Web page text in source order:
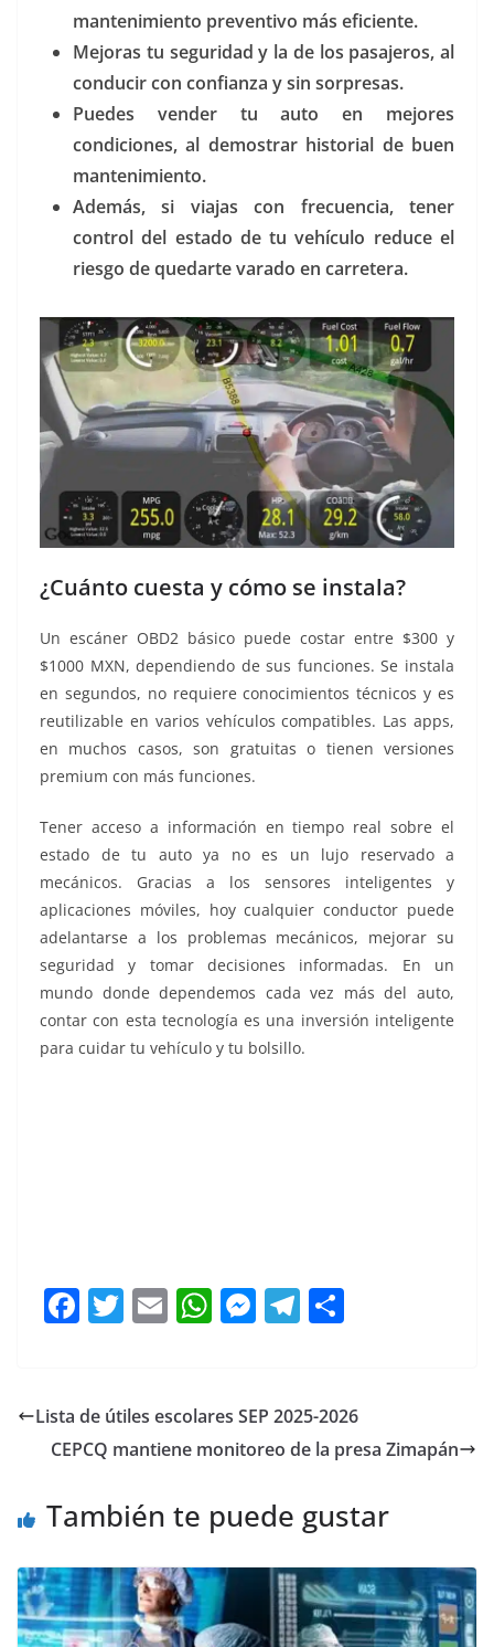
mantenimiento preventivo más eficiente.
Mejoras tu seguridad y la de los pasajeros, al
conducir con confianza y sin sorpresas.
Puedes vender tu auto en mejores
condiciones, al demostrar historial de buen
mantenimiento.
Además, si viajas con frecuencia, tener
control del estado de tu vehículo reduce el
riesgo de quedarte varado en carretera.
¿Cuánto cuesta y cómo se instala?
Un escáner OBD2 básico puede costar entre $300 y
$1000 MXN, dependiendo de sus funciones. Se instala
en segundos, no requiere conocimientos técnicos y es
reutilizable en varios vehículos compatibles. Las apps,
en muchos casos, son gratuitas o tienen versiones
premium con más funciones.
Tener acceso a información en tiempo real sobre el
estado de tu auto ya no es un lujo reservado a
mecánicos. Gracias a los sensores inteligentes y
aplicaciones móviles, hoy cualquier conductor puede
adelantarse a los problemas mecánicos, mejorar su
seguridad y tomar decisiones informadas. En un
mundo donde dependemos cada vez más del auto,
contar con esta tecnología es una inversión inteligente
para cuidar tu vehículo y tu bolsillo.
F
e
b
o
T
er
E
l
W
s
A
p
M
e
n
er
T
gr
a
p
ar
Lista de útiles escolares SEP 2025-2026
CEPCQ mantiene monitoreo de la presa Zimapán
También te puede gustar